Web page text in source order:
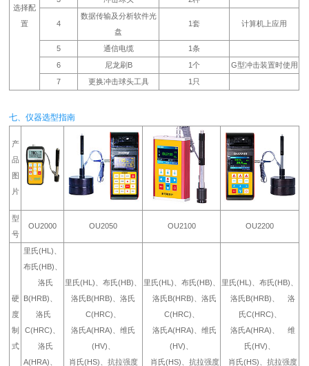
选择配
置
4
数据传输及分析软件光
盘
1套 计算机上应用
5 通信电缆
1条
6
尼龙刷B 1个
G型冲击装置时使用
7
更换冲击球头工具 1只
七、仪器选型指南
产
品
图
片
型
号
OU2000 OU2050 OU2100 OU2200
硬
度
制
式
里氏(HL)、
布氏(HB)、
洛氏
B(HRB)、
洛氏
C(HRC)、
洛氏
A(HRA)、
里氏(HL)、布氏(HB)、
洛氏B(HRB)、洛氏
C(HRC)、
洛氏A(HRA)、维氏
(HV)、
肖氏(HS)、抗拉强度
里氏(HL)、布氏(HB)、
洛氏B(HRB)、洛氏
C(HRC)、
洛氏A(HRA)、维氏
(HV)、
肖氏(HS)、抗拉强度
里氏(HL)、布氏(HB)、
洛氏B(HRB)、 洛
氏C(HRC)、
洛氏A(HRA)、 维
氏(HV)、
肖氏(HS)、抗拉强度